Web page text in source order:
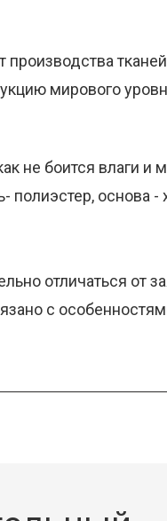
мирового
не боится влаги и
полиэстер, основа -
отличаться от
с